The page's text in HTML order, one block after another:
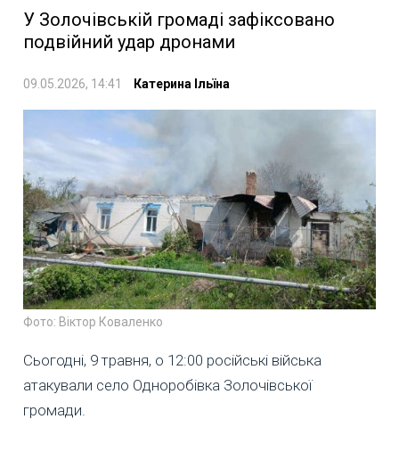
У Золочівській громаді зафіксовано
подвійний удар дронами
09.05.2026, 14:41 Катерина Ільїна
Фото: Віктор Коваленко
Сьогодні, 9 травня, о 12:00 російські війська
атакували село Одноробівка Золочівської
громади.